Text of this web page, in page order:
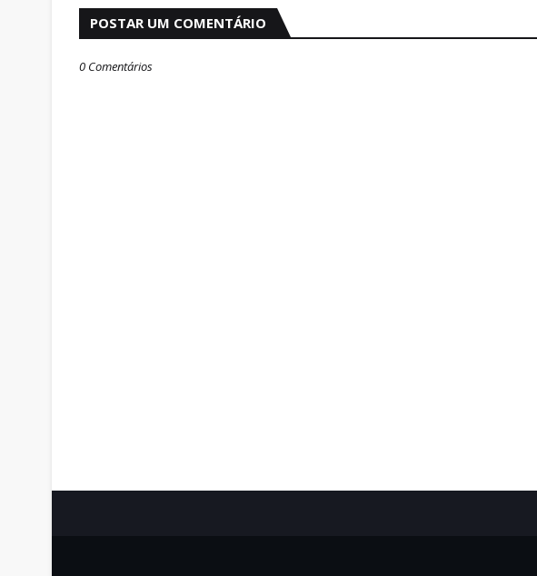
POSTAR UM COMENTÁRIO
0 Comentários